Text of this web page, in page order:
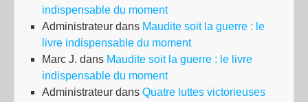
indispensable du moment
Administrateur dans Maudite soit la guerre : le
livre indispensable du moment
Marc J. dans Maudite soit la guerre : le livre
indispensable du moment
Administrateur dans Quatre luttes victorieuses